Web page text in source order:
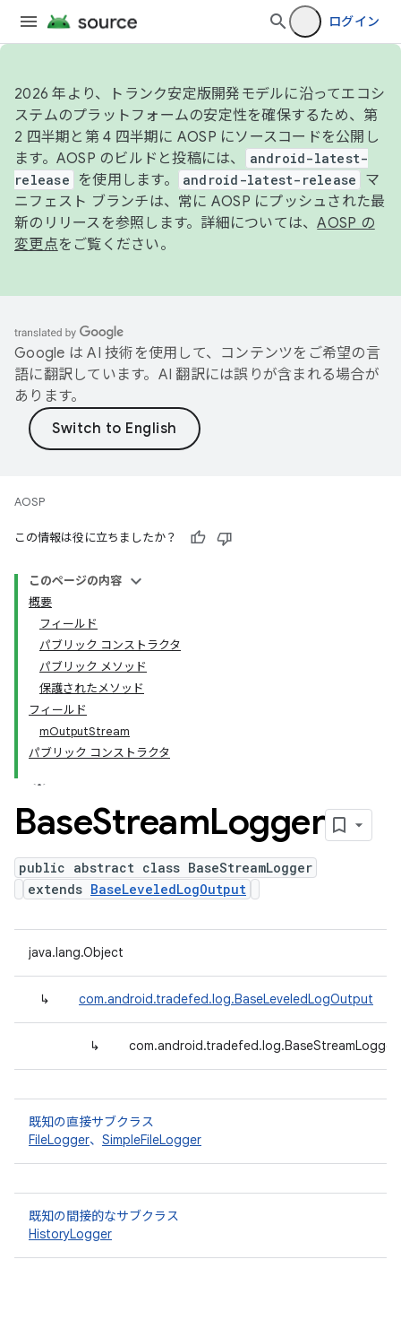
ログイン
2026 年より、トランク安定版開発モデルに沿ってエコシ
ステムのプラットフォームの安定性を確保するため、第
2 四半期と第 4 四半期に AOSP にソースコードを公開し
ます。AOSP のビルドと投稿には、
android-latest-
release
を使用します。 android-latest-release
マ
ニフェスト ブランチは、常に AOSP にプッシュされた最
新のリリースを参照します。詳細については、AOSP の
変更点をご覧ください。
Google は AI 技術を使用して、コンテンツをご希望の言
語に翻訳しています。AI 翻訳には誤りが含まれる場合が
あります。
AOSP
この情報は役に立ちましたか？
このページの内容
概要
フィールド
パブリック コンストラクタ
パブリック メソッド
保護されたメソッド
フィールド
mOutputStream
パブリック コンストラクタ
BaseStreamLogger
public abstract class BaseStreamLogger
extends BaseLeveledLogOutput
java.lang.Object
↳ com.android.tradefed.log.BaseLeveledLogOutput
↳
既知の直接サブクラス
FileLogger、 SimpleFileLogger
既知の間接的なサブクラス
HistoryLogger